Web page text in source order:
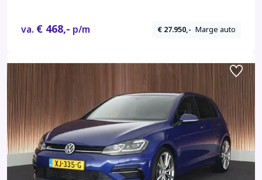
va. € 468,- p/m € 27.950,- Marge auto